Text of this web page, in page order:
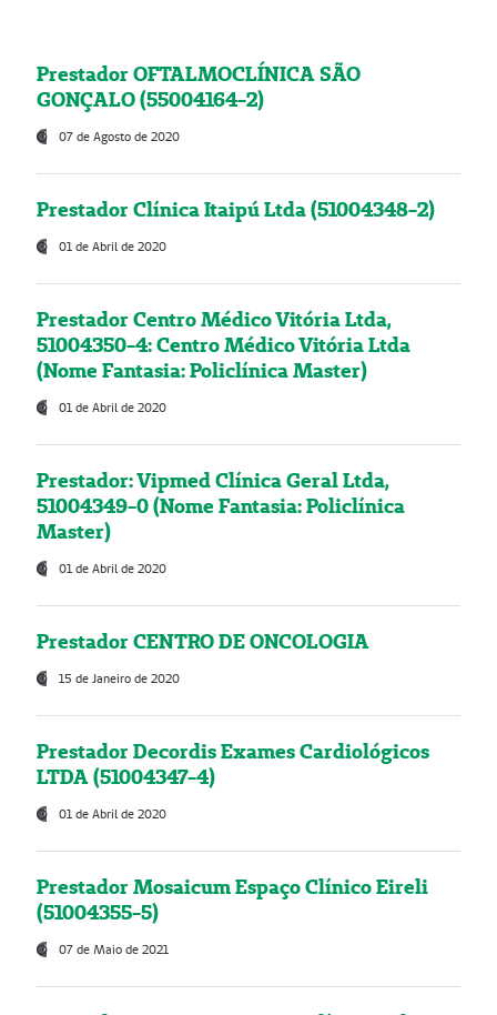
Prestador OFTALMOCLÍNICA SÃO
GONÇALO (55004164-2)
07 de Agosto de 2020
Prestador Clínica Itaipú Ltda (51004348-2)
01 de Abril de 2020
Prestador Centro Médico Vitória Ltda,
51004350-4: Centro Médico Vitória Ltda
(Nome Fantasia: Policlínica Master)
01 de Abril de 2020
Prestador: Vipmed Clínica Geral Ltda,
51004349-0 (Nome Fantasia: Policlínica
Master)
01 de Abril de 2020
Prestador CENTRO DE ONCOLOGIA
15 de Janeiro de 2020
Prestador Decordis Exames Cardiológicos
LTDA (51004347-4)
01 de Abril de 2020
Prestador Mosaicum Espaço Clínico Eireli
(51004355-5)
07 de Maio de 2021